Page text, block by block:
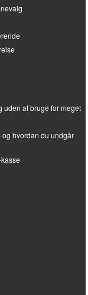
uden at bruge for meget
hvordan du undgår